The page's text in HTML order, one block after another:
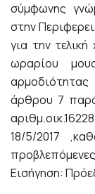
σύμφωνης
στην
για την
ωραρίου
άρθρου 7
18/5/2017
προβλεπόμενες
Εισήγηση: